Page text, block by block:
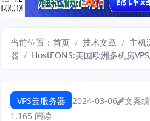
当前位置： 首页 / 技术文章 / 主机
器 / HostEONS:美国欧洲多机房
VPS云服务器 2024-03-06
文案
1,165 阅读